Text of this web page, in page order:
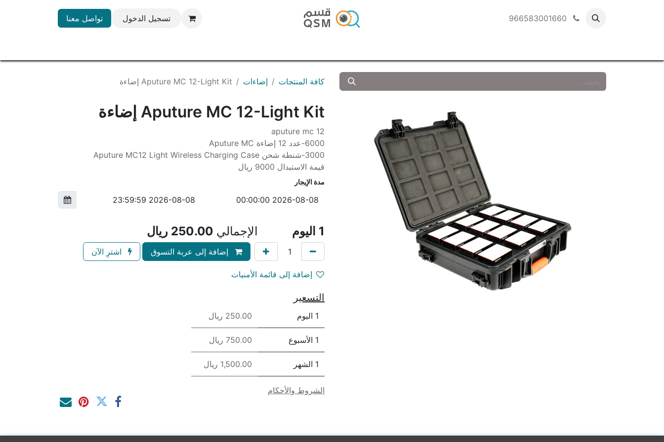
تسجيل الدخول تواصل معنا
كافة المنتجات إضاءات Aputure MC 12-Light Kit إضاءة
Aputure MC 12-Light Kit إضاءة
aputure mc 12
6000-عدد 12 إضاءة Aputure MC
3000-شنطة شحن Aputure MC12 Light Wireless Charging Case
قيمة الاستبدال 9000 ريال
مدة الإيجار
1 اليوم الإجمالي 250.00 ريال
إضافة إلى عربة التسوق اشترِ الآن
إضافة إلى قائمة الأمنيات
التسعير
1 اليوم 250.00 ريال
1 الأسبوع 750.00 ريال
1 الشهر 1,500.00 ريال
الشروط والأحكام